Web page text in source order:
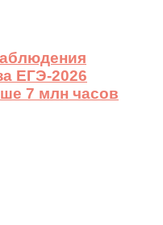
ЕГЭ-2026
7 млн часов